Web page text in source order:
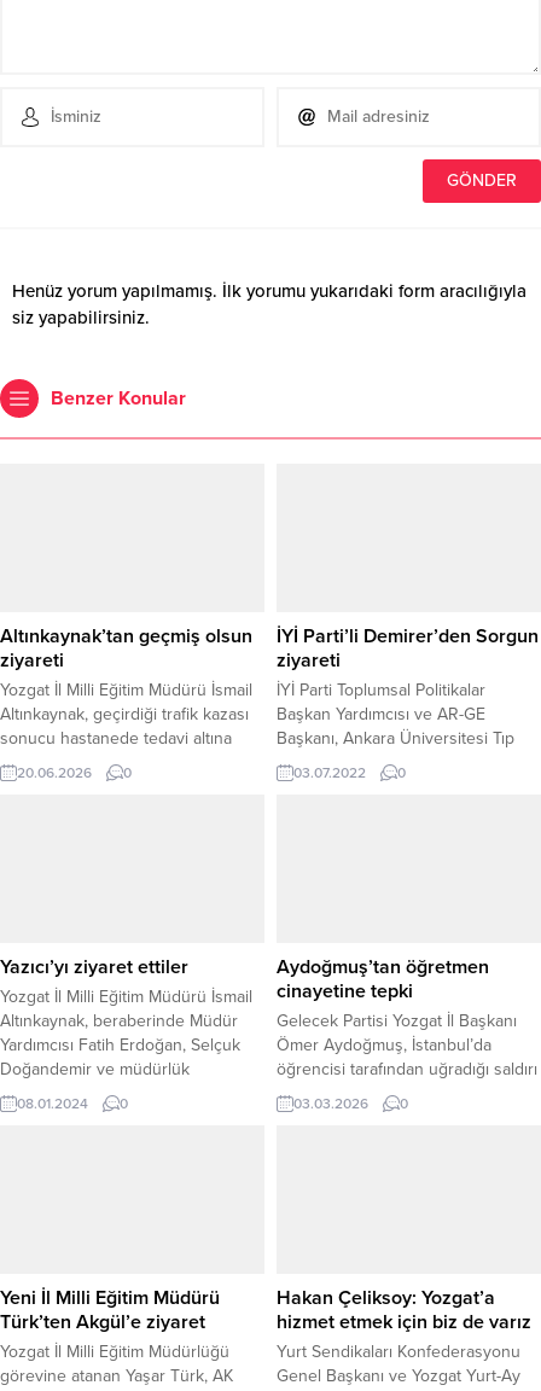
Henüz yorum yapılmamış. İlk yorumu yukarıdaki form aracılığıyla
siz yapabilirsiniz.
Benzer Konular
Altınkaynak’tan geçmiş olsun
ziyareti
Yozgat İl Milli Eğitim Müdürü İsmail
Altınkaynak, geçirdiği trafik kazası
sonucu hastanede tedavi altına
alınan Sorgun Eymir İmam Hatip
Ortaokulu öğretmenini ziyaret
Öğretmenle de bir süre görüşen
İl...
20.06.2026 0
İYİ Parti’li Demirer’den Sorgun
ziyareti
İYİ Parti Toplumsal Politikalar
Başkan Yardımcısı ve AR-GE
Başkanı, Ankara Üniversitesi Tıp
Fakültesi ,Tıbbi Onkoloji ve
Hematoloji Uzmanı Prof. Dr. Taner
03.07.2022 0
Yazıcı’yı ziyaret ettiler
Yozgat İl Milli Eğitim Müdürü İsmail
Altınkaynak, beraberinde Müdür
Yardımcısı Fatih Erdoğan, Selçuk
Doğandemir ve müdürlük
çalışanları ile birlikte Nevşehir İl
Milli Eğitim Müdürü Yusuf Yazıcı'ya
08.01.2024 0
Aydoğmuş’tan öğretmen
cinayetine tepki
Gelecek Partisi Yozgat İl Başkanı
Ömer Aydoğmuş, İstanbul’da
öğrencisi tarafından uğradığı saldırı
sonucu hayatını kaybeden
öğretmen Fatma Nur Çelik için
sabır diledi. Olayın yalnızca bireysel
bir vaka...
03.03.2026 0
Yeni İl Milli Eğitim Müdürü
Türk’ten Akgül’e ziyaret
Yozgat İl Milli Eğitim Müdürlüğü
görevine atanan Yaşar Türk, AK
Hakan Çeliksoy: Yozgat’a
hizmet etmek için biz de varız
Yurt Sendikaları Konfederasyonu
Genel Başkanı ve Yozgat Yurt-Ay